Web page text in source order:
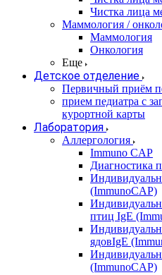
Чистка лица
Маммология /
Маммология
Онкология
Еще
Детское отделение
Первичный приём
прием педиатра с
курортной карты
Лаборатория
Аллергология
Immuno CAP
Диагностика
(ImmunoCAP)
птиц IgE
ядовIgE
(ImmunoCAP)